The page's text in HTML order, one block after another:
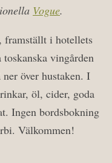
Vogue.
framställt i hotellets
vingården
över hustaken. I
öl, cider, goda
Ingen bordsbokning
Välkommen!